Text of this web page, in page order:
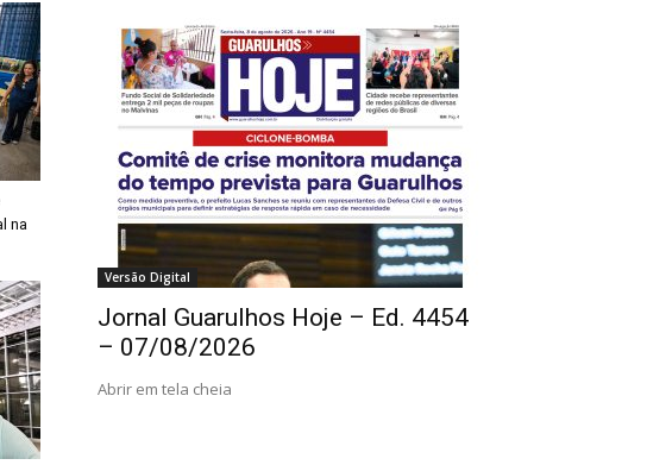
na
Versão Digital
Jornal Guarulhos Hoje – Ed. 4454
– 07/08/2026
Abrir em tela cheia